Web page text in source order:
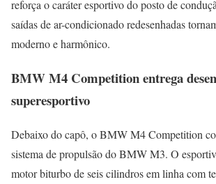
reforça o caráter esportivo do posto de
saídas de ar-condicionado redesenhadas
moderno e harmônico.
BMW M4 Competition entrega
superesportivo
Debaixo do capô, o BMW M4 Competition
sistema de propulsão do BMW M3. O
motor biturbo de seis cilindros em linha com